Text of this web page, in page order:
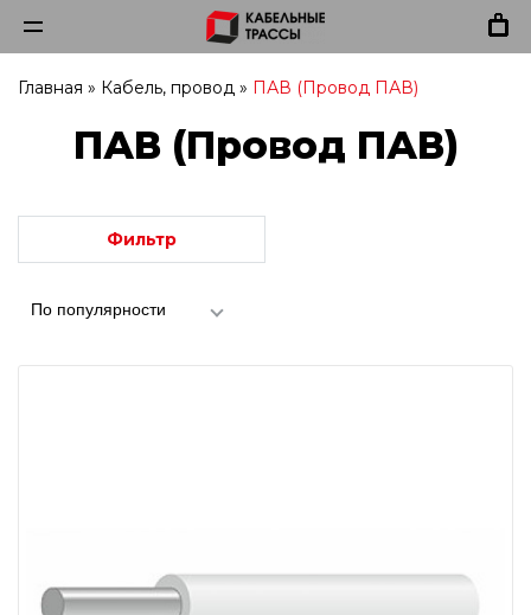
Главная » Кабель, провод » ПАВ (Провод ПАВ)
ПАВ (Провод ПАВ)
Фильтр
По популярности